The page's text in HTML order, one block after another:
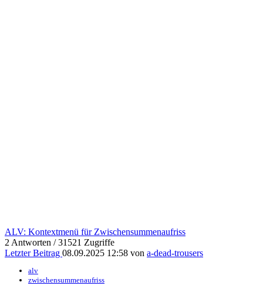
ALV: Kontextmenü für Zwischensummenaufriss
2 Antworten / 31521 Zugriffe
Letzter Beitrag 08.09.2025 12:58 von a-dead-trousers
alv
zwischensummenaufriss